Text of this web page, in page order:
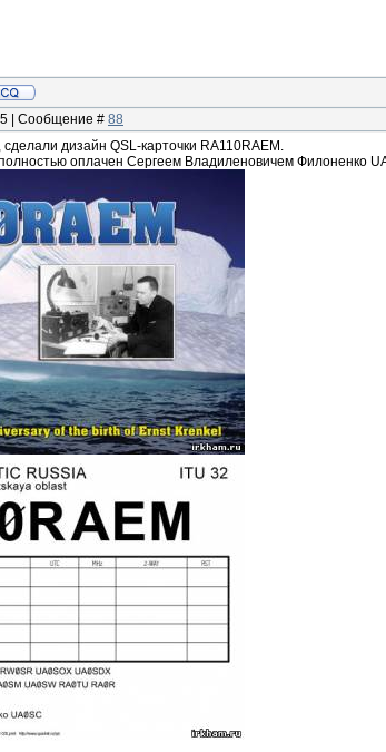
| Сообщение # 88
дизайн QSL-карточки RA110RAEM.
оплачен Сергеем Владиленовичем Филоненко